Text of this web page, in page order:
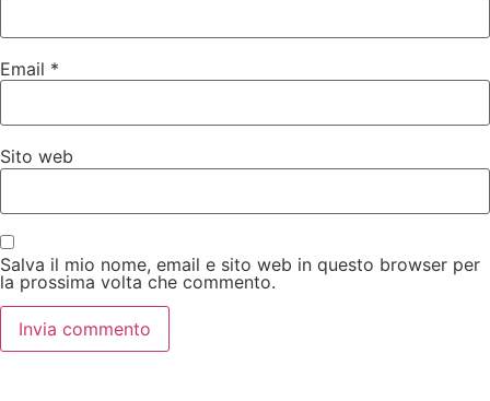
Email *
Sito web
Salva il mio nome, email e sito web in questo browser per
la prossima volta che commento.